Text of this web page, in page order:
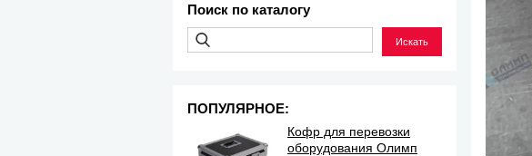
Поиск по каталогу
ПОПУЛЯРНОЕ:
Кофр для перевозки
оборудования Олимп